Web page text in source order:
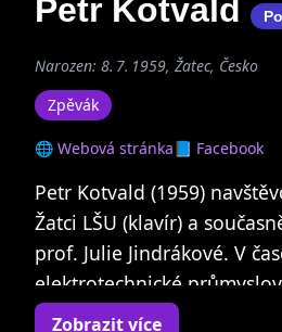
Petr Kotvald
Narozen: 8. 7. 1959, Žatec, Česko
Zpěvák
🌐 Webová stránka📘 Facebook
Petr Kotvald (1959)
Žatci LŠU (klavír) a
prof. Julie Jindrákové. V
elektrotechnické
zpíval se skupinou
Zobrazit více